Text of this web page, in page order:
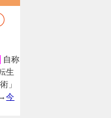
自称
生
」
→今